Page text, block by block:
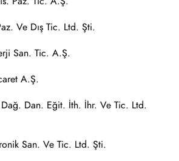
Ve Dış Tic. Ltd. Şti.
San. Tic. A.Ş.
A.Ş.
Dan. Eğit. İth. İhr. Ve Tic. Ltd.
San. Ve Tic. Ltd. Şti.